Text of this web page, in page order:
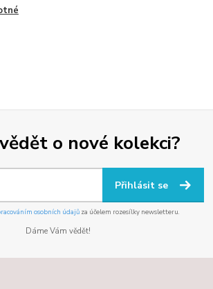
o nové kolekci?
Přihlásit se
osobních údajůza účelem rozesílky newsletteru.
Dáme Vám vědět!